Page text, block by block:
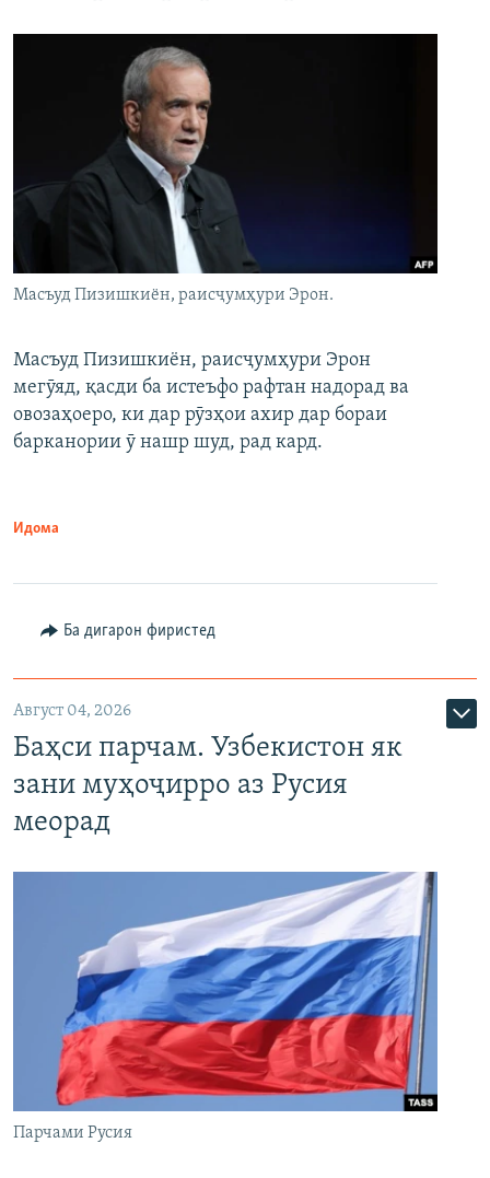
Масъуд Пизишкиён, раисҷумҳури Эрон.
Масъуд Пизишкиён, раисҷумҳури Эрон
мегӯяд, қасди ба истеъфо рафтан надорад ва
овозаҳоеро, ки дар рӯзҳои ахир дар бораи
барканории ӯ нашр шуд, рад кард.
Идома
Ба дигарон фиристед
Август 04, 2026
Баҳси парчам. Узбекистон як
зани муҳоҷирро аз Русия
меорад
Парчами Русия